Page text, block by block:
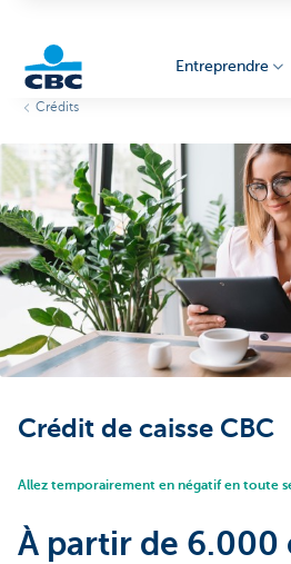
Entrepreneurs
Entreprendre
Crédits
Crédit de caisse CBC
Allez temporairement en négatif en toute
À partir de 6.000